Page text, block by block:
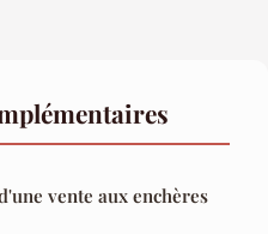
vente aux enchères